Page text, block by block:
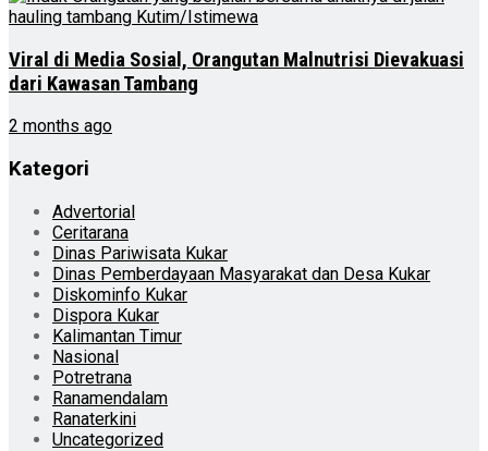
Viral di Media Sosial, Orangutan Malnutrisi Dievakuasi
dari Kawasan Tambang
2 months ago
Kategori
Advertorial
Ceritarana
Dinas Pariwisata Kukar
Dinas Pemberdayaan Masyarakat dan Desa Kukar
Diskominfo Kukar
Dispora Kukar
Kalimantan Timur
Nasional
Potretrana
Ranamendalam
Ranaterkini
Uncategorized